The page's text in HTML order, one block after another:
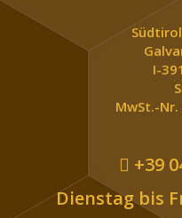
I-
MwSt.-
+39
Dienstag bis